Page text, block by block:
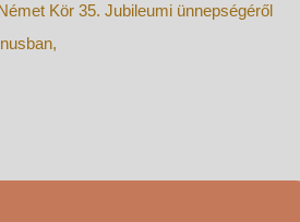
Kör 35. Jubileumi ünnepségéről